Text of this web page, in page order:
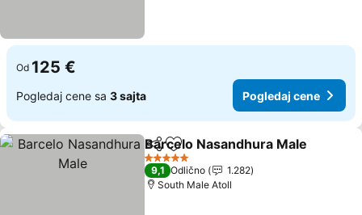
Od 125 €
Pogledaj cene sa 3 sajta Pogledaj cene
Deli Dodati u favorite
Barcelo Nasandhura Male
5 Zvezdice
9,1 Odlično
1.282
South Male Atoll